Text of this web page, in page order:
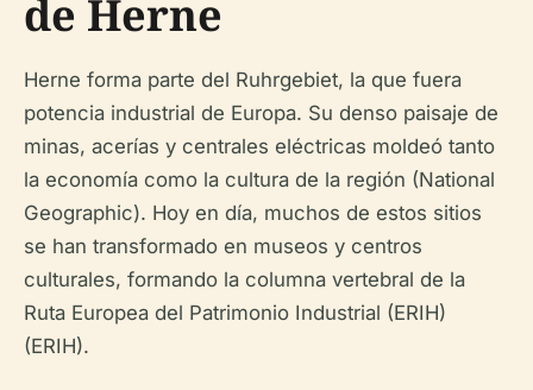
de Herne
Herne forma parte del Ruhrgebiet, la que fuera
potencia industrial de Europa. Su denso paisaje de
minas, acerías y centrales eléctricas moldeó tanto
la economía como la cultura de la región (National
Geographic). Hoy en día, muchos de estos sitios
se han transformado en museos y centros
culturales, formando la columna vertebral de la
Ruta Europea del Patrimonio Industrial (ERIH)
(ERIH).